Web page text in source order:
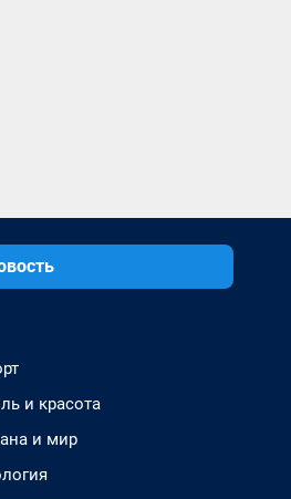
и красота
и мир